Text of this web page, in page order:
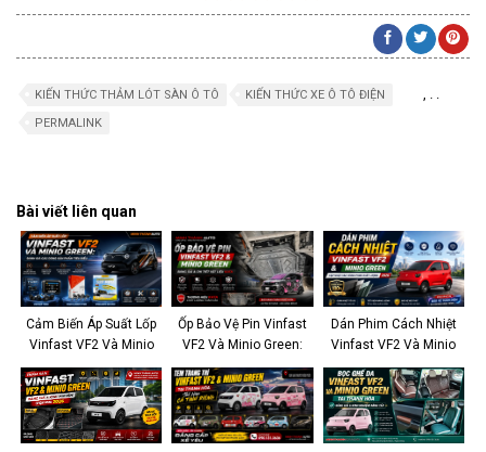
KIẾN THỨC THẢM LÓT SÀN Ô TÔ ,
KIẾN THỨC XE Ô TÔ ĐIỆN .
PERMALINK
.
Bài viết liên quan
Cảm Biến Áp Suất Lốp
Vinfast VF2 Và Minio
Green: Đánh Giá Các
Dòng Sản Phẩm Tiêu
Biểu
Ốp Bảo Vệ Pin Vinfast
VF2 Và Minio Green:
Bảng Giá & Chi Tiết Vật
Liệu KATA
Dán Phim Cách Nhiệt
Vinfast VF2 Và Minio
Green: Cập Nhật Các
Dòng Phim Chất Lượng
2026